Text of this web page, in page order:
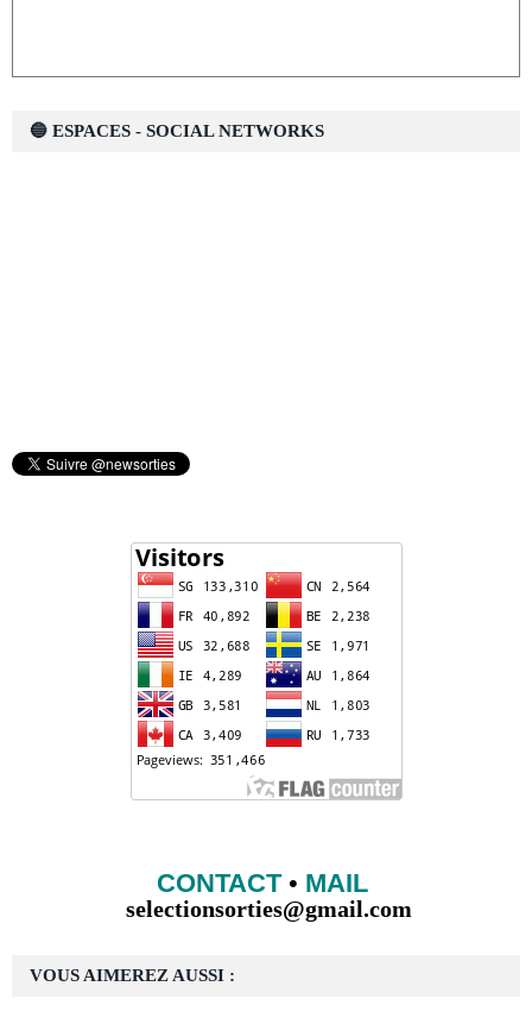
VOUS AIMEREZ AUSSI :
🔵 ESPACES - SOCIAL NETWORKS
CONTACT• MAIL
selectionsorties@gmail.com